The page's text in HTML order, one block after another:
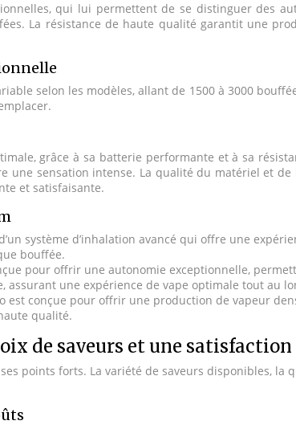
qui lui permettent de se distinguer des
La résistance de haute qualité garantit une
selon les modèles, allant de 1500 à 3000
grâce à sa batterie performante et à sa
une sensation intense. La qualité du matériel et
et satisfaisante.
système d’inhalation avancé qui offre une
bouffée.
pour offrir une autonomie exceptionnelle,
une expérience de vape optimale tout au
est conçue pour offrir une production de vapeur
qualité.
de saveurs et une
points forts. La variété de saveurs disponibles,